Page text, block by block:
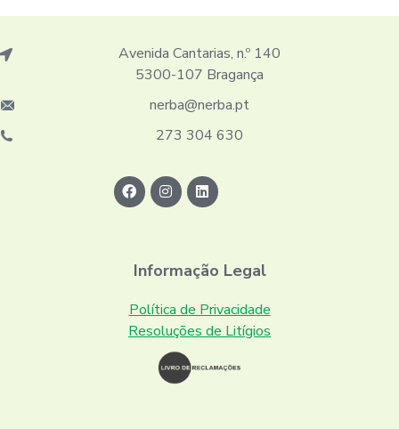
Avenida Cantarias, n.º 140
5300-107 Bragança
nerba@nerba.pt
273 304 630
Informação Legal
Política de Privacidade
Resoluções de Litígios